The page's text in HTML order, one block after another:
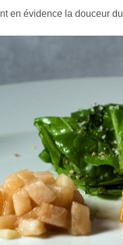
en évidence la douceur